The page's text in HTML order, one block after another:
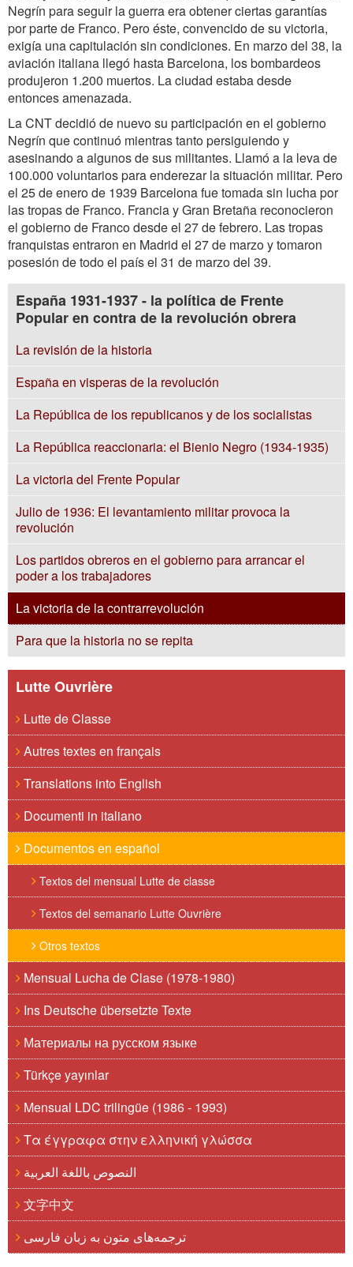
Negrín para seguir la guerra era obtener ciertas garantías
por parte de Franco. Pero éste, convencido de su victoria,
exigía una capitulación sin condiciones. En marzo del 38, la
aviación italiana llegó hasta Barcelona, los bombardeos
produjeron 1.200 muertos. La ciudad estaba desde
entonces amenazada.
La CNT decidió de nuevo su participación en el gobierno
Negrín que continuó mientras tanto persiguiendo y
asesinando a algunos de sus militantes. Llamó a la leva de
100.000 voluntarios para enderezar la situación militar. Pero
el 25 de enero de 1939 Barcelona fue tomada sin lucha por
las tropas de Franco. Francia y Gran Bretaña reconocieron
el gobierno de Franco desde el 27 de febrero. Las tropas
franquistas entraron en Madrid el 27 de marzo y tomaron
posesión de todo el país el 31 de marzo del 39.
España 1931-1937 - la política de Frente
Popular en contra de la revolución obrera
La revisión de la historia
España en visperas de la revolución
La República de los republicanos y de los socialistas
La República reaccionaria: el Bienio Negro (1934-1935)
La victoria del Frente Popular
Julio de 1936: El levantamiento militar provoca la
revolución
Los partidos obreros en el gobierno para arrancar el
poder a los trabajadores
La victoria de la contrarrevolución
Para que la historia no se repita
Lutte Ouvrière
Lutte de Classe
Autres textes en français
Translations into English
Documenti in italiano
Documentos en español
Textos del mensual Lutte de classe
Textos del semanario Lutte Ouvrière
Otros textos
Mensual Lucha de Clase (1978-1980)
Ins Deutsche übersetzte Texte
Материалы на русском языке
Türkçe yayınlar
Mensual LDC trilingüe (1986 - 1993)
Τα έγγραφα στην ελληνική γλώσσα
النصوص باللغة العربية
文字中文
ترجمه‌های متون به زبان فارسی